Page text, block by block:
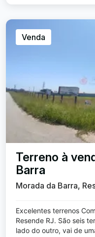
Venda
Terreno à
Barra
Morada da Barra,
Excelentes terrenos
Resende RJ. São seis
lado do outro, vai de